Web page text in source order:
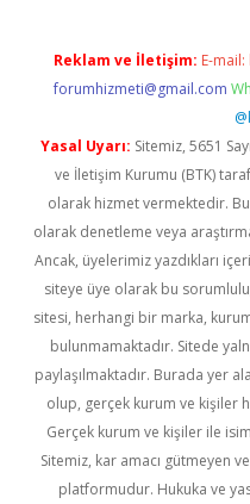
Reklam ve İletişim: E-mail:
forumhizmeti@gmail.com
Yasal Uyarı: Sitemiz, 5651
ve İletişim Kurumu (BTK)
olarak hizmet vermektedir.
olarak denetleme veya
Ancak, üyelerimiz yazdıkları
siteye üye olarak bu
sitesi, herhangi bir marka,
bulunmamaktadır. Sitede
paylaşılmaktadır. Burada yer
olup, gerçek kurum ve kişiler
Gerçek kurum ve kişiler ile
Sitemiz, kar amacı gütmeyen
platformudur. Hukuka ve